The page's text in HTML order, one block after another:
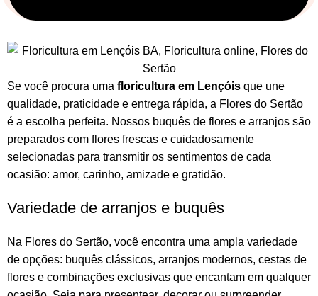
Se você procura uma floricultura em Lençóis que une
qualidade, praticidade e entrega rápida, a Flores do Sertão
é a escolha perfeita. Nossos buquês de flores e arranjos são
preparados com flores frescas e cuidadosamente
selecionadas para transmitir os sentimentos de cada
ocasião: amor, carinho, amizade e gratidão.
Variedade de arranjos e buquês
Na Flores do Sertão, você encontra uma ampla variedade
de opções: buquês clássicos, arranjos modernos, cestas de
flores e combinações exclusivas que encantam em qualquer